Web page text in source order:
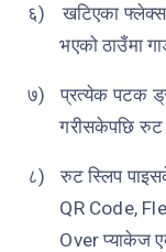
६)
खटिएका फ्लेक्स
भएको ठाउँमा
७)
प्रत्येक पटक
गरीसकेपछि रुट
८)
रुट स्लिप
QR Code,
Overप्याकेज